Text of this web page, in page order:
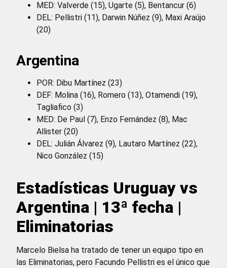
MED: Valverde (15), Ugarte (5), Bentancur (6)
DEL: Pellistri (11), Darwin Núñez (9), Maxi Araújo
(20)
Argentina
POR: Dibu Martínez (23)
DEF: Molina (16), Romero (13), Otamendi (19),
Tagliafico (3)
MED: De Paul (7), Enzo Fernández (8), Mac
Allister (20)
DEL: Julián Álvarez (9), Lautaro Martínez (22),
Nico González (15)
Estadísticas Uruguay vs
Argentina | 13ª fecha |
Eliminatorias
Marcelo Bielsa ha tratado de tener un equipo tipo en
las Eliminatorias, pero Facundo Pellistri es el único que